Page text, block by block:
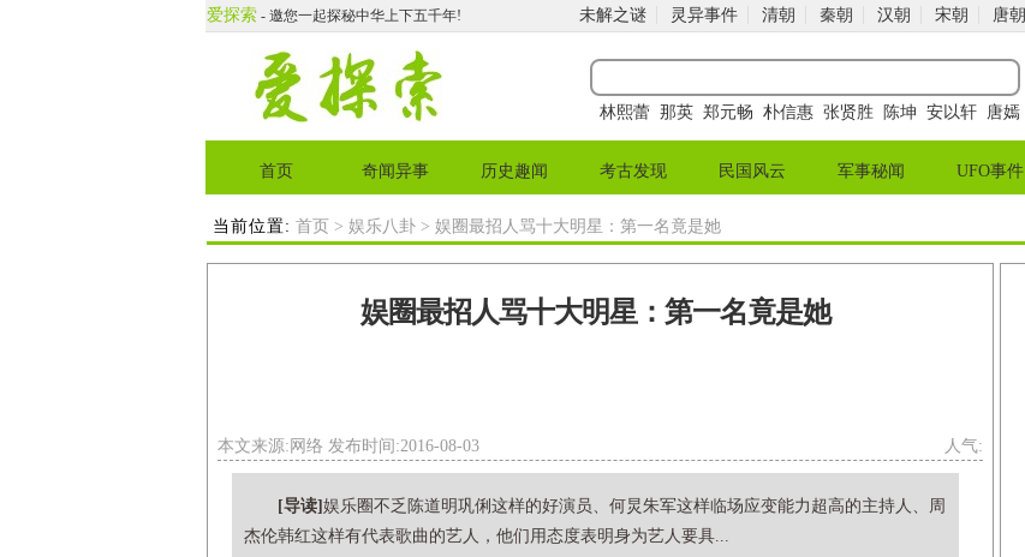
爱探索- 邀您一起探秘中华上下五千年! 未解之谜 灵异事件 清朝 秦朝 汉朝 宋朝 唐朝
林熙蕾 那英 郑元畅 朴信惠 张贤胜 陈坤 安以轩 唐嫣
首页 奇闻异事 历史趣闻 考古发现 民国风云 军事秘闻 UFO事件
当前位置: 首页 > 娱乐八卦 > 娱圈最招人骂十大明星：第一名竟是她
娱圈最招人骂十大明星：第一名竟是她
本文来源:网络 发布时间:2016-08-03 人气:
[导读] 娱乐圈不乏陈道明巩俐这样的好演员、何炅朱军这样临场应变能力超高的主持人、周
杰伦韩红这样有代表歌曲的艺人，他们用态度表明身为艺人要具...